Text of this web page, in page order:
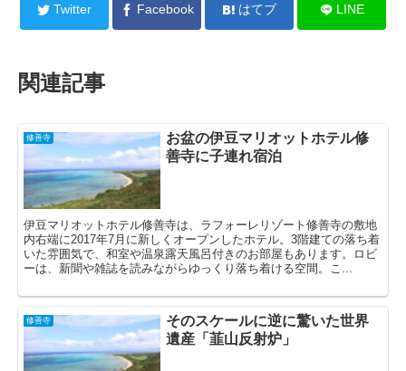
Twitter Facebook はてブ LINE
関連記事
修善寺
お盆の伊豆マリオットホテル修
善寺に子連れ宿泊
伊豆マリオットホテル修善寺は、ラフォーレリゾート修善寺の敷地
内右端に2017年7月に新しくオープンしたホテル。3階建ての落ち着
いた雰囲気で、和室や温泉露天風呂付きのお部屋もあります。ロビ
ーは、新聞や雑誌を読みながらゆっくり落ち着ける空間。こ...
修善寺
そのスケールに逆に驚いた世界
遺産「韮山反射炉」